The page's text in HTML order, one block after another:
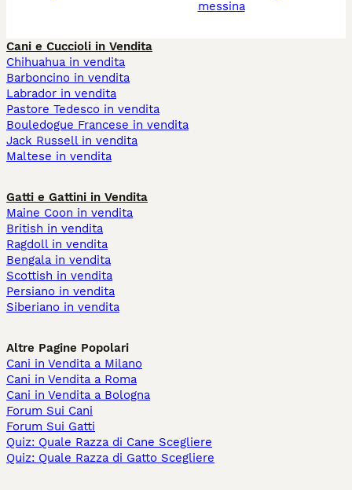
messina
Cani e Cuccioli in Vendita
Chihuahua in vendita
Barboncino in vendita
Labrador in vendita
Pastore Tedesco in vendita
Bouledogue Francese in vendita
Jack Russell in vendita
Maltese in vendita
Gatti e Gattini in Vendita
Maine Coon in vendita
British in vendita
Ragdoll in vendita
Bengala in vendita
Scottish in vendita
Persiano in vendita
Siberiano in vendita
Altre Pagine Popolari
Cani in Vendita a Milano
Cani in Vendita a Roma
Cani in Vendita a Bologna
Forum Sui Cani
Forum Sui Gatti
Quiz: Quale Razza di Cane Scegliere
Quiz: Quale Razza di Gatto Scegliere